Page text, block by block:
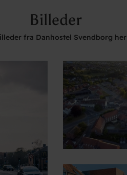
Billeder
fra Danhostel Svendborg her